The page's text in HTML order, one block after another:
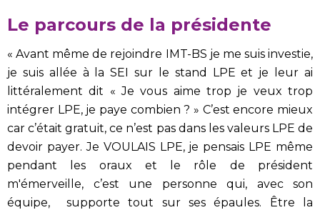
Le parcours de la présidente
« Avant même de rejoindre IMT-BS je me suis investie,
je suis allée à la SEI sur le stand LPE et je leur ai
littéralement dit « Je vous aime trop je veux trop
intégrer LPE, je paye combien ? » C’est encore mieux
car c’était gratuit, ce n’est pas dans les valeurs LPE de
devoir payer. Je VOULAIS LPE, je pensais LPE même
pendant les oraux et le rôle de président
m'émerveille, c’est une personne qui, avec son
équipe, supporte tout sur ses épaules. Être la